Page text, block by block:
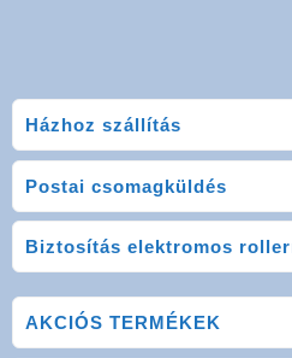
Házhoz szállítás
Postai csomagküldés
Biztosítás elektromos
AKCIÓS TERMÉKEK